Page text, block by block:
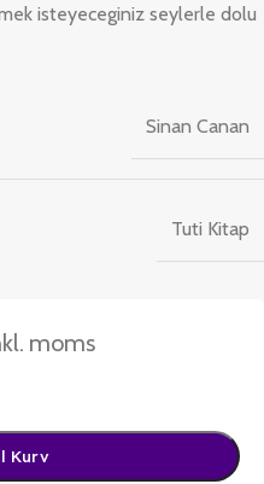
isteyeceginiz seylerle dolu
Sinan Canan
Tuti Kitap
moms
Kurv